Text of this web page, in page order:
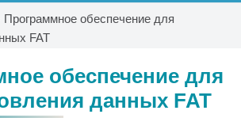
Программное обеспечение для
FAT
обеспечение для
данных FAT